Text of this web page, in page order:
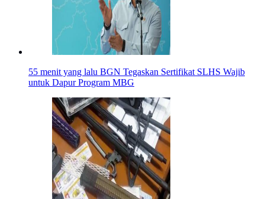
55 menit yang lalu BGN Tegaskan Sertifikat SLHS Wajib
untuk Dapur Program MBG